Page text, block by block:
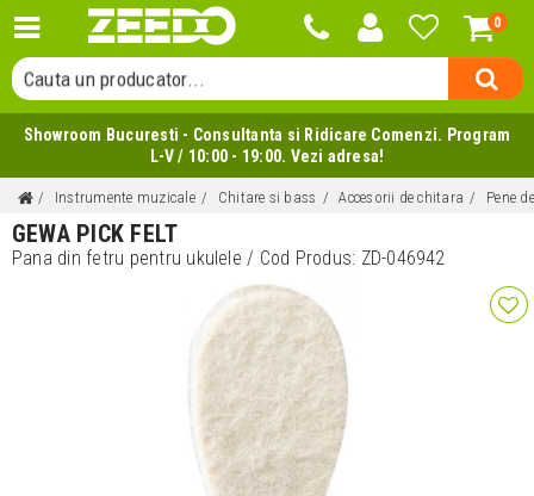
0
Cauta o categorie...
Cauta un producator...
Cauta un produs...
Showroom Bucuresti - Consultanta si Ridicare Comenzi. Program
L-V / 10:00 - 19:00. Vezi adresa!
Instrumente muzicale Chitare si bass Accesorii de chitara Pene
GEWA PICK FELT
Pana din fetru pentru ukulele/ Cod Produs: ZD-046942